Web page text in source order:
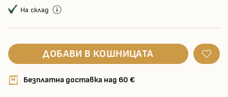
На склад
ДОБАВИ В КОШНИЦАТА
Безплатна доставка над 60 €